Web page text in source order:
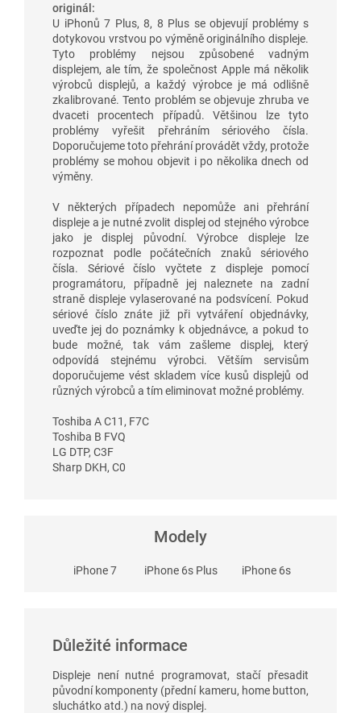
originál:
U iPhonů 7 Plus, 8, 8 Plus se objevují problémy s
dotykovou vrstvou po výměně originálního displeje.
Tyto problémy nejsou způsobené vadným
displejem, ale tím, že společnost Apple má několik
výrobců displejů, a každý výrobce je má odlišně
zkalibrované. Tento problém se objevuje zhruba ve
dvaceti procentech případů. Většinou lze tyto
problémy vyřešit přehráním sériového čísla.
Doporučujeme toto přehrání provádět vždy, protože
problémy se mohou objevit i po několika dnech od
výměny.
V některých případech nepomůže ani přehrání
displeje a je nutné zvolit displej od stejného výrobce
jako je displej původní. Výrobce displeje lze
rozpoznat podle počátečních znaků sériového
čísla. Sériové číslo vyčtete z displeje pomocí
programátoru, případně jej naleznete na zadní
straně displeje vylaserované na podsvícení. Pokud
sériové číslo znáte již při vytváření objednávky,
uveďte jej do poznámky k objednávce, a pokud to
bude možné, tak vám zašleme displej, který
odpovídá stejnému výrobci. Větším servisům
doporučujeme vést skladem více kusů displejů od
různých výrobců a tím eliminovat možné problémy.
Toshiba A C11, F7C
Toshiba B FVQ
LG DTP, C3F
Sharp DKH, C0
Modely
iPhone 7 iPhone 6s Plus iPhone 6s
Důležité informace
Displeje není nutné programovat, stačí přesadit
původní komponenty (přední kameru, home button,
sluchátko atd.) na nový displej.